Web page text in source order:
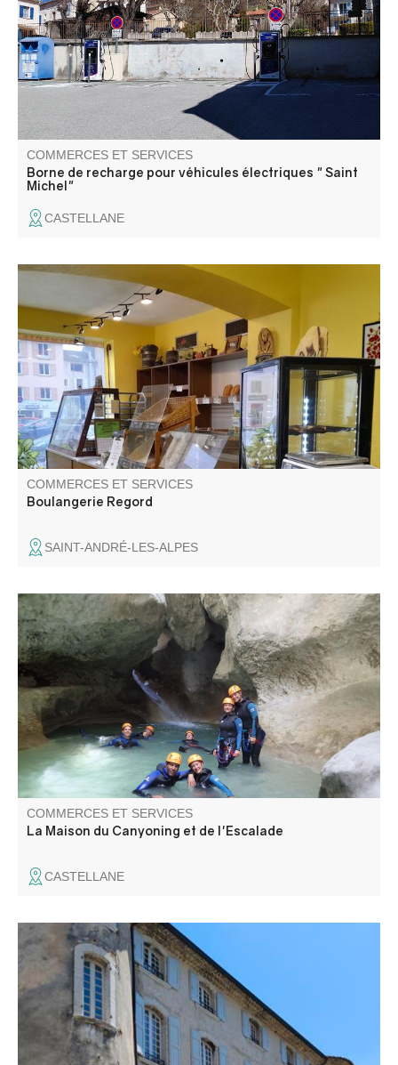
abonnement.
COMMERCES ET SERVICES
Borne de recharge pour véhicules électriques " Saint
Michel"
CASTELLANE
Pains, viennoiseries et sablés, fougasses salées,
sandwiches. Boissons chaudes et froides. Artisan
boulanger ayant plus de 30 ans d'expérience.
COMMERCES ET SERVICES
Boulangerie Regord
SAINT-ANDRÉ-LES-ALPES
Venez découvrir la région du Verdon au travers d'activités
accessibles à tous, telles que le canyoning et l'escalade !
COMMERCES ET SERVICES
La Maison du Canyoning et de l'Escalade
CASTELLANE
Mairie de la Palud-sur-Verdon, basée au 1er étage du
Château.